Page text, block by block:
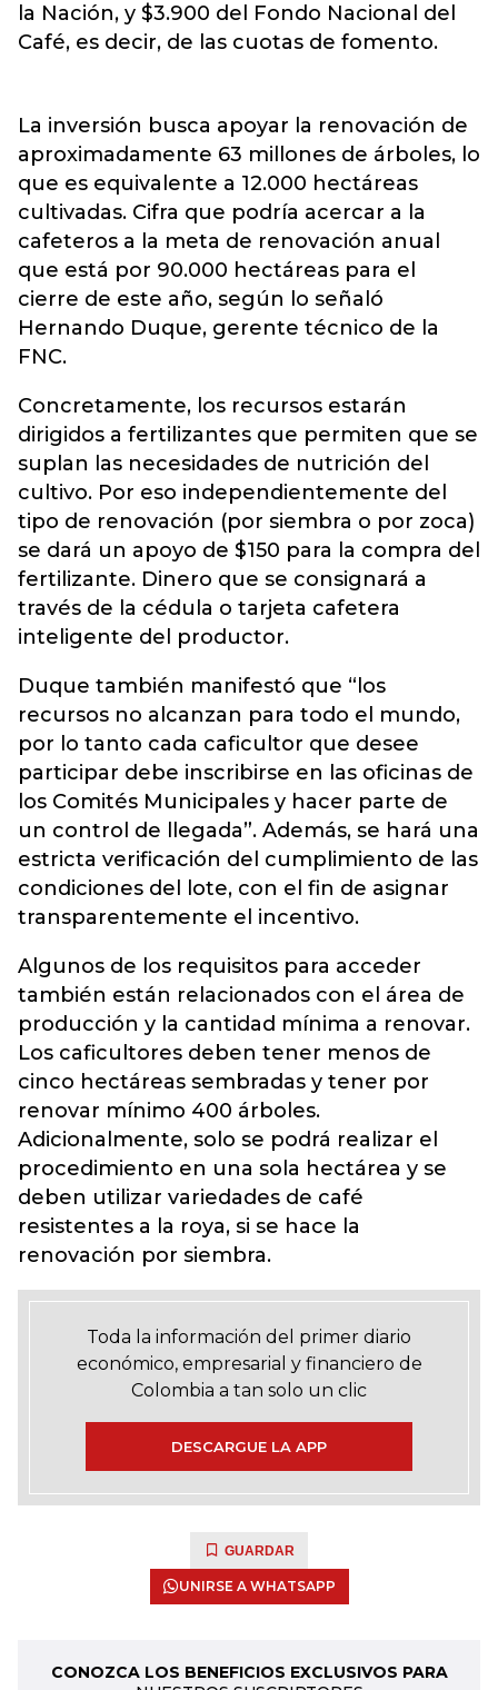
la Nación, y $3.900 del Fondo Nacional del
Café, es decir, de las cuotas de fomento.
La inversión busca apoyar la renovación de
aproximadamente 63 millones de árboles, lo
que es equivalente a 12.000 hectáreas
cultivadas. Cifra que podría acercar a la
cafeteros a la meta de renovación anual
que está por 90.000 hectáreas para el
cierre de este año, según lo señaló
Hernando Duque, gerente técnico de la
FNC.
Concretamente, los recursos estarán
dirigidos a fertilizantes que permiten que se
suplan las necesidades de nutrición del
cultivo. Por eso independientemente del
tipo de renovación (por siembra o por zoca)
se dará un apoyo de $150 para la compra del
fertilizante. Dinero que se consignará a
través de la cédula o tarjeta cafetera
inteligente del productor.
Duque también manifestó que “los
recursos no alcanzan para todo el mundo,
por lo tanto cada caficultor que desee
participar debe inscribirse en las oficinas de
los Comités Municipales y hacer parte de
un control de llegada”. Además, se hará una
estricta verificación del cumplimiento de las
condiciones del lote, con el fin de asignar
transparentemente el incentivo.
Algunos de los requisitos para acceder
también están relacionados con el área de
producción y la cantidad mínima a renovar.
Los caficultores deben tener menos de
cinco hectáreas sembradas y tener por
renovar mínimo 400 árboles.
Adicionalmente, solo se podrá realizar el
procedimiento en una sola hectárea y se
deben utilizar variedades de café
resistentes a la roya, si se hace la
renovación por siembra.
Toda la información del primer diario
económico, empresarial y financiero de
Colombia a tan solo un clic
DESCARGUE LA APP
GUARDAR
UNIRSE A WHATSAPP
CONOZCA LOS BENEFICIOS EXCLUSIVOS PARA